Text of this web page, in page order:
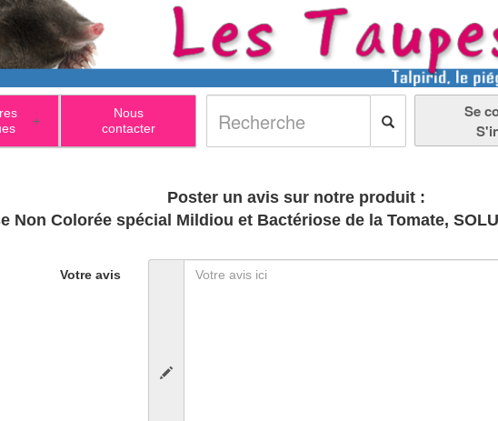
+
Nous
contacter
Se
Poster un avis sur notre produit :
Non Colorée spécial Mildiou et Bactériose de la Tomate,
Votre avis